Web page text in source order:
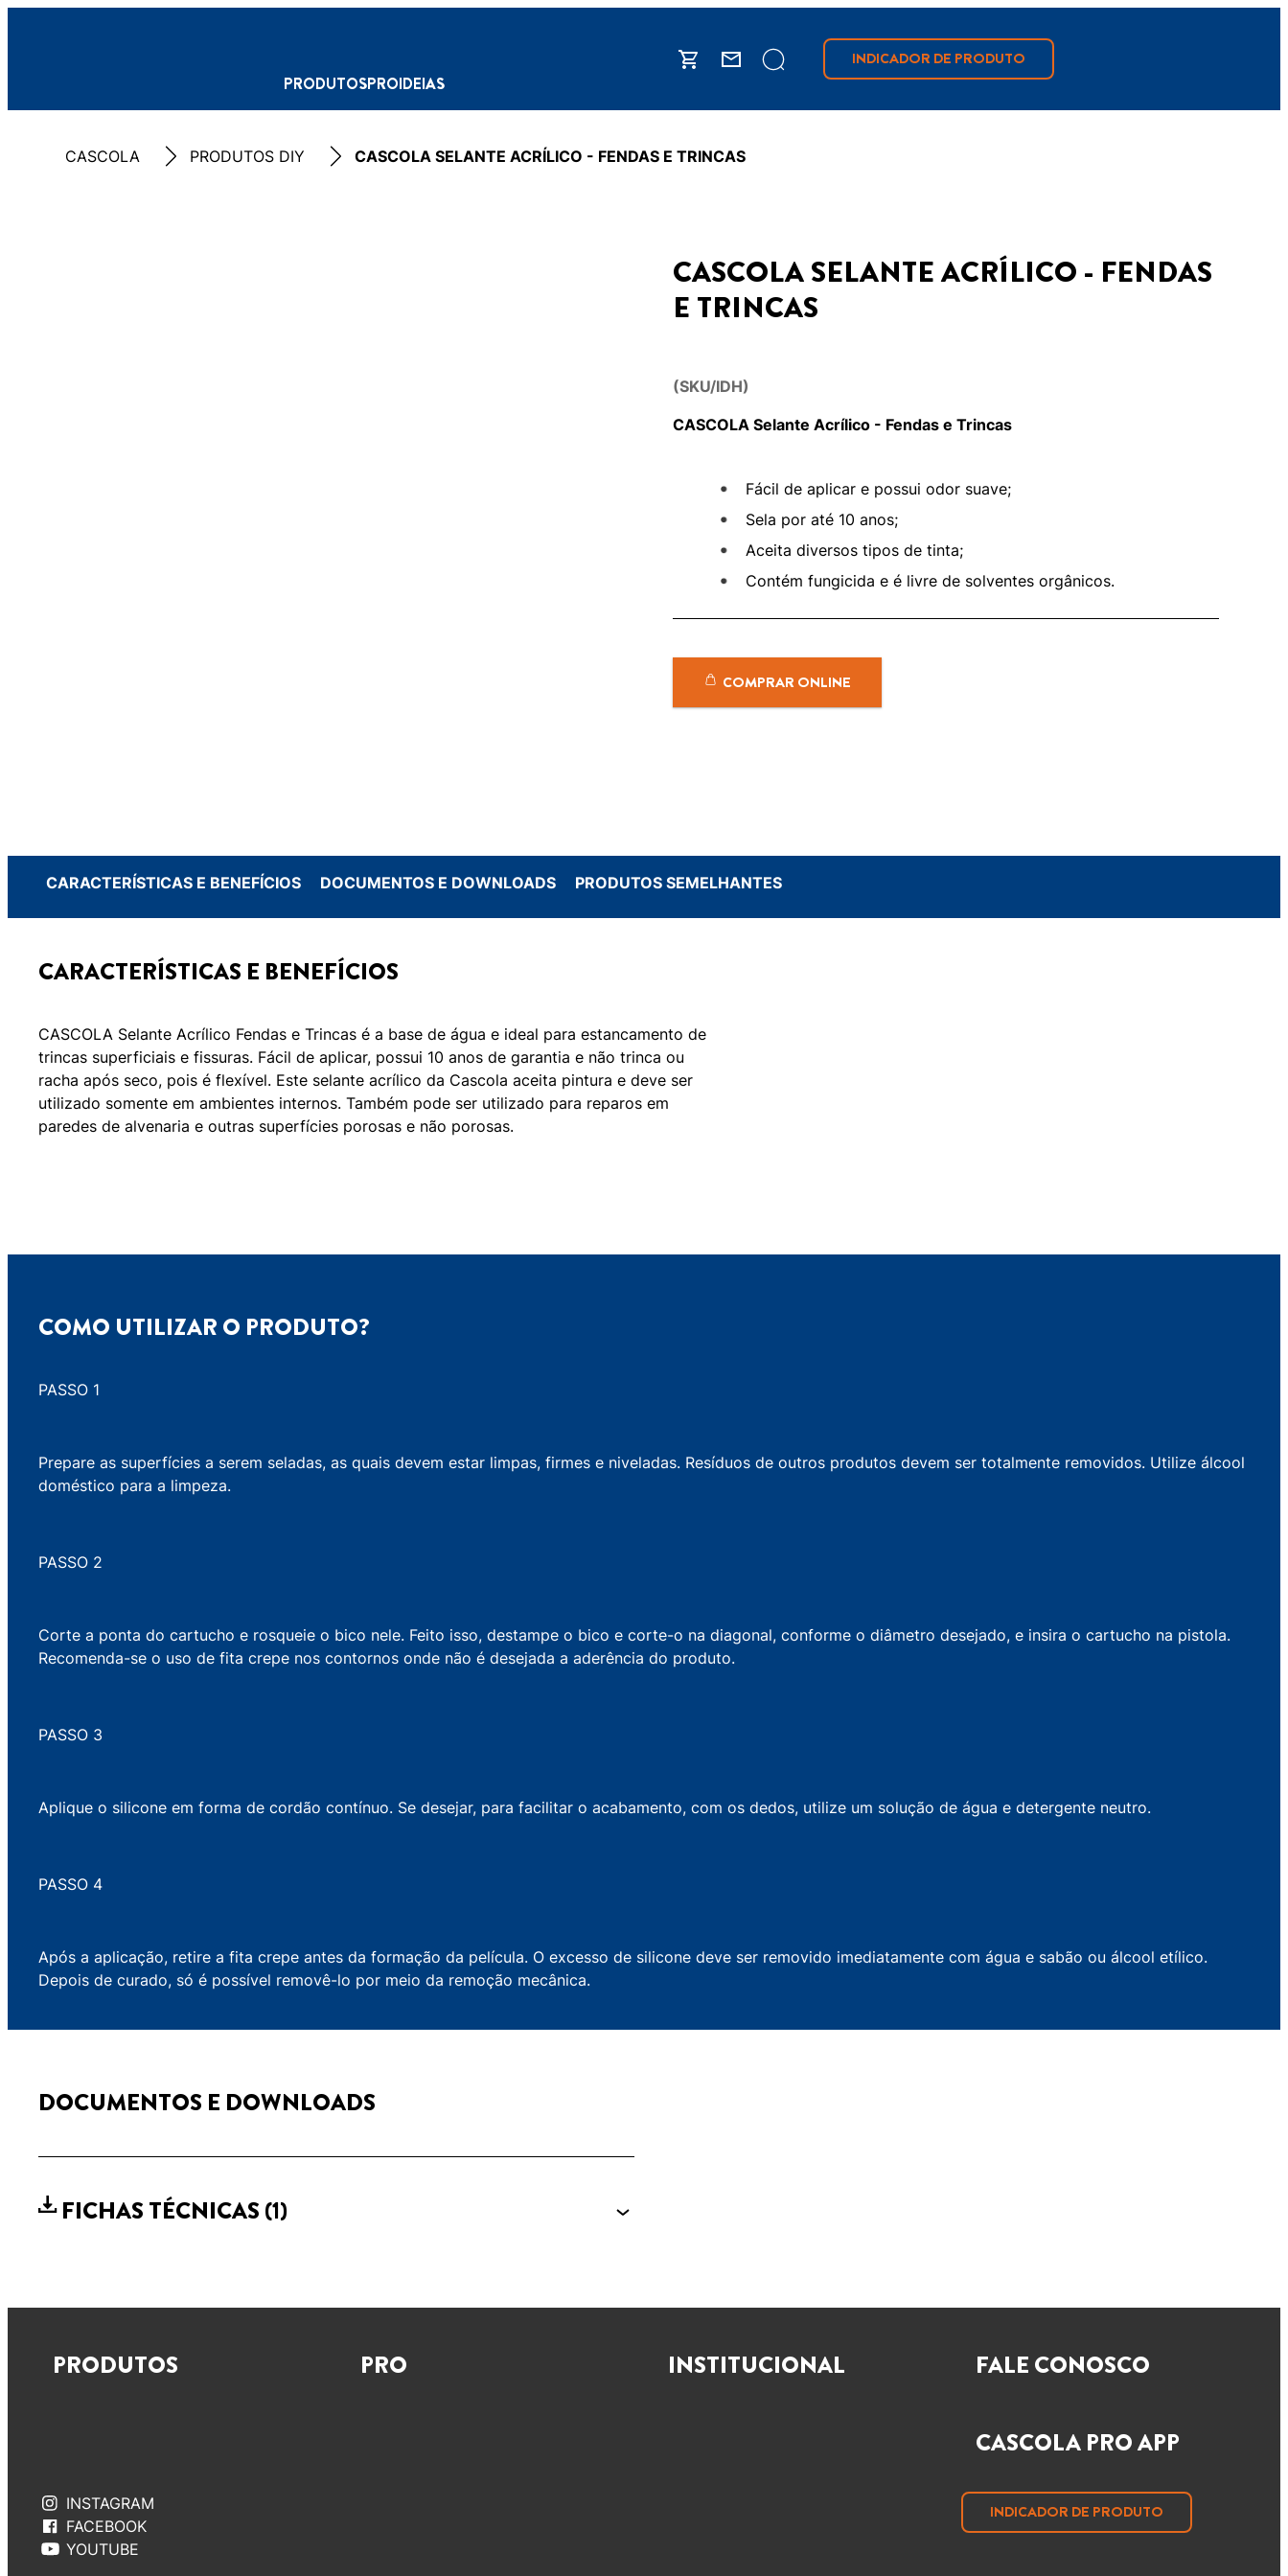
PRODUTOSPROIDEIAS
INDICADOR DE PRODUTO
CASCOLA PRODUTOS DIY CASCOLA SELANTE ACRÍLICO - FENDAS E TRINCAS
CASCOLA SELANTE ACRÍLICO - FENDAS
E TRINCAS
(SKU/IDH)
CASCOLA Selante Acrílico - Fendas e Trincas
Fácil de aplicar e possui odor suave;
Sela por até 10 anos;
Aceita diversos tipos de tinta;
Contém fungicida e é livre de solventes orgânicos.
COMPRAR ONLINE
CARACTERÍSTICAS E BENEFÍCIOS DOCUMENTOS E DOWNLOADS PRODUTOS SEMELHANTES
CARACTERÍSTICAS E BENEFÍCIOS
CASCOLA Selante Acrílico Fendas e Trincas é a base de água e ideal para estancamento de
trincas superficiais e fissuras. Fácil de aplicar, possui 10 anos de garantia e não trinca ou
racha após seco, pois é flexível. Este selante acrílico da Cascola aceita pintura e deve ser
utilizado somente em ambientes internos. Também pode ser utilizado para reparos em
paredes de alvenaria e outras superfícies porosas e não porosas.
COMO UTILIZAR O PRODUTO?
PASSO 1
Prepare as superfícies a serem seladas, as quais devem estar limpas, firmes e niveladas. Resíduos de outros produtos devem ser totalmente removidos. Utilize álcool
doméstico para a limpeza.
PASSO 2
Corte a ponta do cartucho e rosqueie o bico nele. Feito isso, destampe o bico e corte-o na diagonal, conforme o diâmetro desejado, e insira o cartucho na pistola.
Recomenda-se o uso de fita crepe nos contornos onde não é desejada a aderência do produto.
PASSO 3
Aplique o silicone em forma de cordão contínuo. Se desejar, para facilitar o acabamento, com os dedos, utilize um solução de água e detergente neutro.
PASSO 4
Após a aplicação, retire a fita crepe antes da formação da película. O excesso de silicone deve ser removido imediatamente com água e sabão ou álcool etílico.
Depois de curado, só é possível removê-lo por meio da remoção mecânica.
DOCUMENTOS E DOWNLOADS
FICHAS TÉCNICAS (1)
PRODUTOS PRO INSTITUCIONAL FALE CONOSCO
CASCOLA PRO APP
INSTAGRAM
FACEBOOK
YOUTUBE
INDICADOR DE PRODUTO